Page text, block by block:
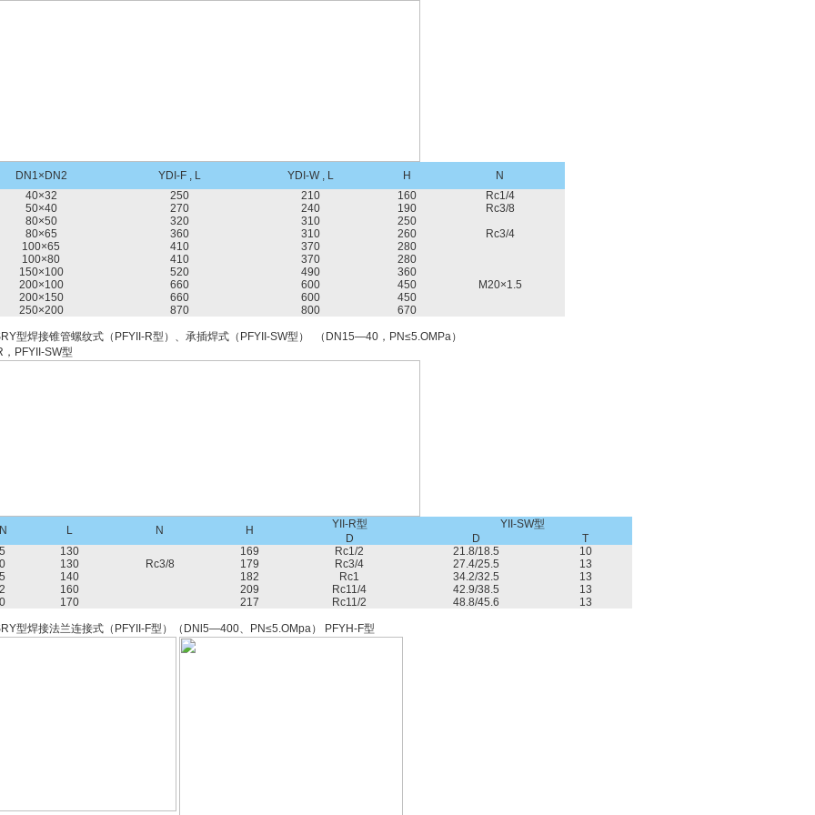
DN1×DN2 YDI-F , L YDI-W , L H
N
40×32
250 210 160
Rc1/4
50×40
270 240 190
Rc3/8
80×50
320 310
250
80×65
360 310 260
Rc3/4
100×65
410 370
280
100×80
410 370
280
150×100
520 490
360
200×100
660 600 450
M20×1.5
200×150
660 600
450
250×200
870 800 670
型焊接锥管螺纹式（PFYII-R型）、承插焊式（PFYII-SW型） （DN15—40，PN≤5.OMPa）
，PFYII-SW型
L N H YII-R型
YII-SW型
D
D
T
130
Rc3/8
169 Rc1/2 21.8/18.5
10
130 179 Rc3/4 27.4/25.5
13
140 182 Rc1 34.2/32.5
13
160 209 Rc11/4 42.9/38.5
13
170 217 Rc11/2 48.8/45.6 13
型焊接法兰连接式（PFYII-F型）（DNl5—400、PN≤5.OMpa） PFYH-F型